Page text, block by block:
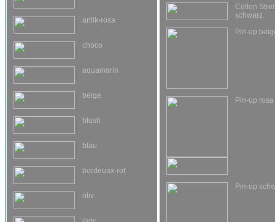
antik-rosa
choco
aquamarin
beige
blush
blau
bordeuax-rot
oliv
Cotton
schwarz
Pin-up
Pin-up rosa
Pin-up